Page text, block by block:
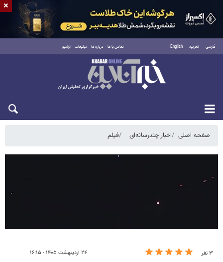
فارسی العربية English تماس با ما درباره ما تبلیغات آرشیو
جمعه ۱۶ مرداد ۱۴۰۵
صفحه اصلی اخبار چندرسانه‌ای فیلم
۳ نفر ۲۴ اردیبهشت ۱۴۰۵ - ۱۶:۱۵
×